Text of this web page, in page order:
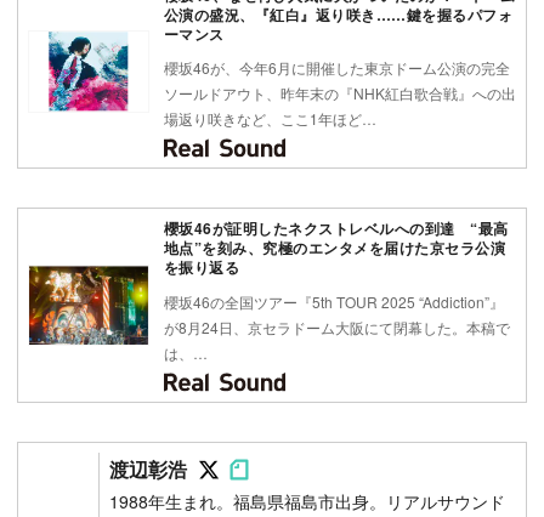
公演の盛況、『紅白』返り咲き……鍵を握るパフォ
ーマンス
櫻坂46が、今年6月に開催した東京ドーム公演の完全
ソールドアウト、昨年末の『NHK紅白歌合戦』への出
場返り咲きなど、ここ1年ほど…
櫻坂46が証明したネクストレベルへの到達 “最高
地点”を刻み、究極のエンタメを届けた京セラ公演
を振り返る
櫻坂46の全国ツアー『5th TOUR 2025 “Addiction”』
が8月24日、京セラドーム大阪にて閉幕した。本稿で
は、…
渡辺彰浩 Follow on SNS
Follow on SNS
1988年生まれ。福島県福島市出身。リアルサウンド